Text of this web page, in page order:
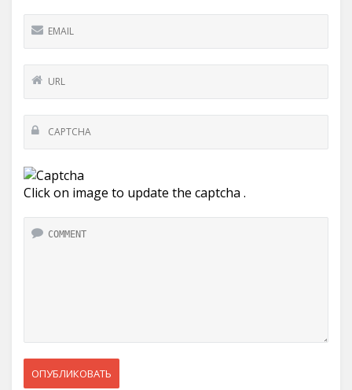
Click on image to update the captcha .